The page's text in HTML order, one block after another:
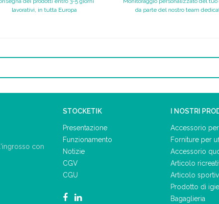
lavorativi, in tutta Europa
da parte del nostro team
con
STOCKETIK
Presentazione
Funzionamento
Notizie
CGV
CGU
I NOSTRI
Accessorio
Forniture per
Accessorio
Articolo
Articolo
Prodotto di
Bagaglieria